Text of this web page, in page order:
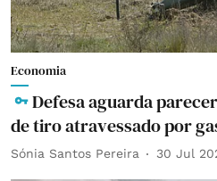
Economia
Defesa aguarda
de tiro atravessado por
Sónia Santos Pereira 30 Jul